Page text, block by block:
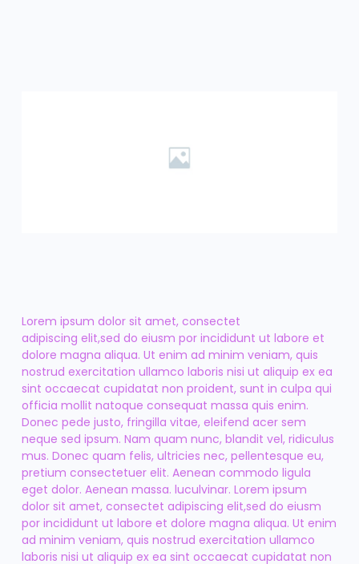
Lorem ipsum dolor sit amet, consectet
adipiscing elit,sed do eiusm por incididunt ut labore et
dolore magna aliqua. Ut enim ad minim veniam, quis
nostrud exercitation ullamco laboris nisi ut aliquip ex ea
sint occaecat cupidatat non proident, sunt in culpa qui
officia mollit natoque consequat massa quis enim.
Donec pede justo, fringilla vitae, eleifend acer sem
neque sed ipsum. Nam quam nunc, blandit vel, ridiculus
mus. Donec quam felis, ultricies nec, pellentesque eu,
pretium consectetuer elit. Aenean commodo ligula
eget dolor. Aenean massa. luculvinar. Lorem ipsum
dolor sit amet, consectet adipiscing elit,sed do eiusm
por incididunt ut labore et dolore magna aliqua. Ut enim
ad minim veniam, quis nostrud exercitation ullamco
laboris nisi ut aliquip ex ea sint occaecat cupidatat non